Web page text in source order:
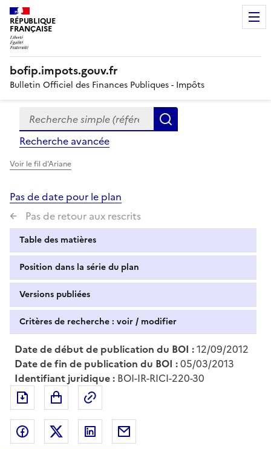
RÉPUBLIQUE
FRANÇAISE
bofip.impots.gouv.fr
Bulletin Officiel des Finances Publiques - Impôts
Formulaire
de
recherche
Recherche simple (références, mots clés, partie du
Recherche avancée
Voir le fil d'Ariane
Pas de date pour le plan
Pas de retour aux rescrits
Table des matières
Position dans la série du plan
Versions publiées
Critères de recherche : voir / modifier
Date de début de publication du BOI :12/09/2012
Date de fin de publication du BOI :05/03/2013
Identifiant juridique : BOI-IR-RICI-220-30
Exporter le document au format pdf
Partager sur Facebook
Partager sur Twitter
Partager sur LinkedIn